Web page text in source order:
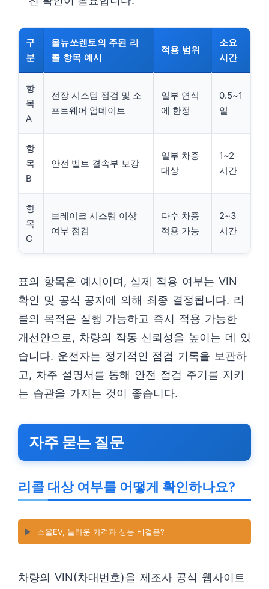
구
분
올뉴쏘렌토의 주된 리
콜 항목 예시
적용 범위
소요
시간
항
목
A
전장 시스템 점검 및 소
프트웨어 업데이트
일부 연식
에 한정
0.5~1
일
항
목
B
안전 벨트 결속부 보강
일부 차종
대상
1~2
시간
항
목
C
브레이크 시스템 이상
여부 점검
다수 차종
적용 가능
2~3
시간
표의 항목은 예시이며, 실제 적용 여부는 VIN
확인 및 공식 공지에 의해 최종 결정됩니다. 리
콜의 목적은 실행 가능하고 즉시 적용 가능한
개선안으로, 차량의 작동 신뢰성을 높이는 데 있
습니다. 운전자는 정기적인 점검 기록을 보관하
고, 차주 설명서를 통해 안전 점검 주기를 지키
는 습관을 가지는 것이 좋습니다.
자주 묻는 질문
리콜 대상 여부를 어떻게 확인하나요?
▶️ 소울EV, 놀라운 가격과 성능 비결은?
차량의 VIN(차대번호)을 제조사 공식 웹사이트